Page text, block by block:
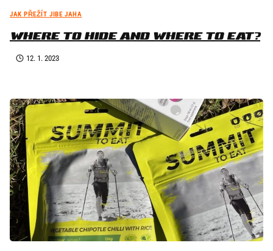
JAK PŘEŽÍT JIBE JAHA
WHERE TO HIDE AND WHERE TO EAT?
12. 1. 2023